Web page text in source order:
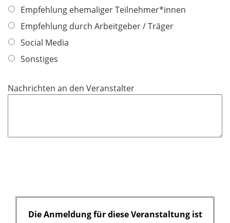
Empfehlung ehemaliger Teilnehmer*innen
Empfehlung durch Arbeitgeber / Träger
Social Media
Sonstiges
Nachrichten an den Veranstalter
Die Anmeldung für diese Veranstaltung ist